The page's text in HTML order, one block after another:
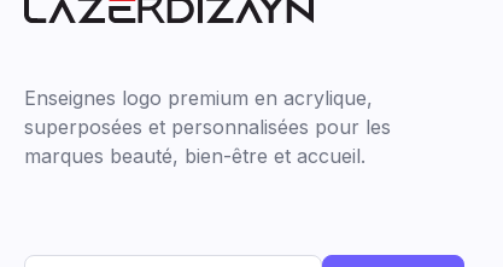
Enseignes logo premium en acrylique,
superposées et personnalisées pour les
marques beauté, bien-être et accueil.